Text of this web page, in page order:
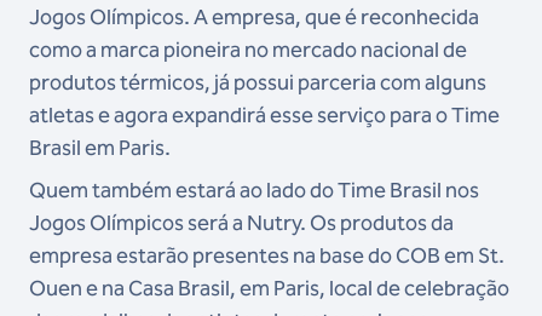
Jogos Olímpicos. A empresa, que é reconhecida
como a marca pioneira no mercado nacional de
produtos térmicos, já possui parceria com alguns
atletas e agora expandirá esse serviço para o Time
Brasil em Paris.
Quem também estará ao lado do Time Brasil nos
Jogos Olímpicos será a Nutry. Os produtos da
empresa estarão presentes na base do COB em St.
Ouen e na Casa Brasil, em Paris, local de celebração